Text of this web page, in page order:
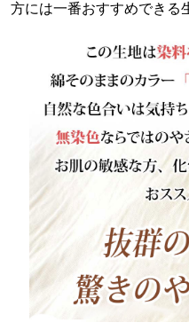
方には一番おすすめできる